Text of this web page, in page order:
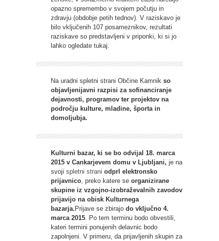
opazno spremembo v svojem počutju in
zdravju (obdobje petih tednov). V raziskavo je
bilo vključenih 107 posameznikov, rezultati
raziskave so predstavljeni v priponki, ki si jo
lahko ogledate tukaj.
Na uradni spletni strani Občine Kamnik so
objavljenijavni razpisi za sofinanciranje
dejavnosti, programov ter projektov na
področju kulture, mladine, športa in
domoljubja.
Kulturni bazar, ki se bo odvijal 18. marca
2015 v Cankarjevem domu v Ljubljani, je na
svoji spletni strani odprl elektronsko
prijavnico , preko katere se organizirane
skupine iz vzgojno-izobraževalnih zavodov
prijavijo na obisk Kulturnega
bazarja.Prijave se zbirajo do vključno 4.
marca 2015 . Po tem terminu bodo obvestili,
kateri termini ponujenih delavnic bodo
zapolnjeni. V primeru, da prijavljenih skupin za